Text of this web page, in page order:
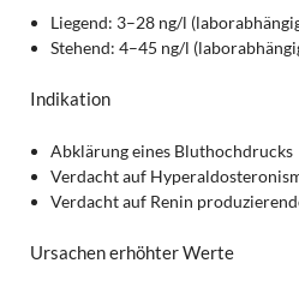
Liegend: 3–28 ng/l
Stehend: 4–45 ng/l
Indikation
Abklärung eines Bluthochdrucks
Verdacht auf
Verdacht auf Renin
Ursachen erhöhter Werte